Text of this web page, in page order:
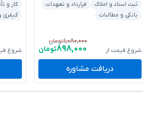
ثبت اسناد و املاک
قرارداد و تعهدات
بانکی و مطالبات
شروع قیمت از
۱,۰۸۰,۰۰۰تومان
۸۹۸,۰۰۰تومان
دریافت مشاوره
کار و
کیفری
شروع